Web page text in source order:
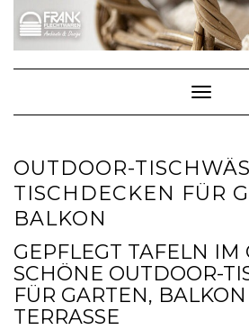
content
Toggle
OUTDOOR-
TISCHDECKEN FÜR
BALKON
GEPFLEGT TAFELN IM
SCHÖNE OUTDOOR-
FÜR GARTEN,
TERRASSE